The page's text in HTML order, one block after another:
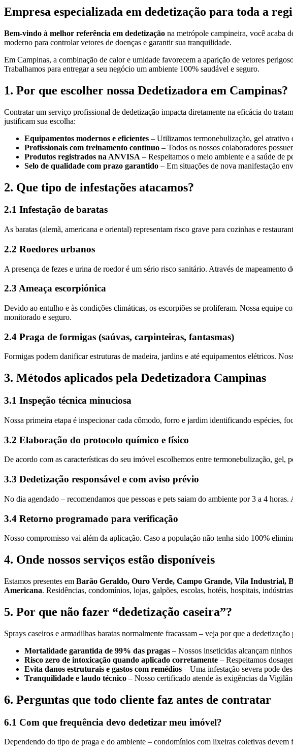
Empresa especializada em dedetização para toda a
Bem-vindo à melhor referência em dedetização na metrópole campineira, você acaba
moderno para controlar vetores de doenças e garantir sua tranquilidade.
Em Campinas, a combinação de calor e umidade favorecem a aparição de vetores
Trabalhamos para entregar a seu negócio um ambiente 100% saudável e seguro.
1. Por que escolher nossa Dedetizadora em Campinas?
Contratar um serviço profissional de dedetização impacta diretamente na eficácia do
justificam sua escolha:
Equipamentos modernos e eficientes – Utilizamos termonebulização, gel atrativo
Profissionais com treinamento contínuo – Todos os nossos colaboradores
Produtos registrados na ANVISA – Respeitamos o meio ambiente e a saúde de
Selo de qualidade com prazo garantido – Em situações de nova manifestação
2. Que tipo de infestações atacamos?
2.1 Infestação de baratas
As baratas (alemã, americana e oriental) representam risco grave para cozinhas e
2.2 Roedores urbanos
A presença de fezes e urina de roedor é um sério risco sanitário. Através de mapeamento
2.3 Ameaça escorpiónica
Devido ao entulho e às condições climáticas, os escorpiões se proliferam. Nossa equipe
monitorado e seguro.
2.4 Praga de formigas (saúvas, carpinteiras, fantasmas)
Formigas podem danificar estruturas de madeira, jardins e até equipamentos elétricos.
3. Métodos aplicados pela Dedetizadora Campinas
3.1 Inspeção técnica minuciosa
Nossa primeira etapa é inspecionar cada cômodo, forro e jardim identificando espécies,
3.2 Elaboração do protocolo químico e físico
De acordo com as características do seu imóvel escolhemos entre termonebulização,
3.3 Dedetização responsável e com aviso prévio
No dia agendado – recomendamos que pessoas e pets saiam do ambiente por 3 a 4
3.4 Retorno programado para verificação
Nosso compromisso vai além da aplicação. Caso a população não tenha sido 100%
4. Onde nossos serviços estão disponíveis
Estamos presentes em Barão Geraldo, Ouro Verde, Campo Grande, Vila Industrial,
Americana. Residências, condomínios, lojas, galpões, escolas, hotéis, hospitais,
5. Por que não fazer “dedetização caseira”?
Sprays caseiros e armadilhas baratas normalmente fracassam – veja por que a
Mortalidade garantida de 99% das pragas – Nossos inseticidas alcançam
Risco zero de intoxicação quando aplicado corretamente – Respeitamos
Evita danos estruturais e gastos com remédios – Uma infestação severa pode
Tranquilidade e laudo técnico – Nosso certificado atende às exigências da
6. Perguntas que todo cliente faz antes de contratar
6.1 Com que frequência devo dedetizar meu imóvel?
Dependendo do tipo de praga e do ambiente – condomínios com lixeiras coletivas devem